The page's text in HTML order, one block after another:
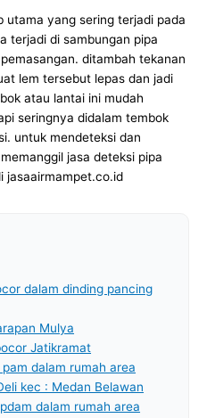
utama yang sering terjadi pada
terjadi di sambungan pipa
ditambah tekanan
lem tersebut lepas dan jadi
atau lantai ini mudah
seringnya didalam tembok
untuk mendeteksi dan
jasa deteksi pipa
jasaairmampet.co.id
dalam dinding pancing
Mulya
Jatikramat
dalam rumah area
kec : Medan Belawan
dalam rumah area